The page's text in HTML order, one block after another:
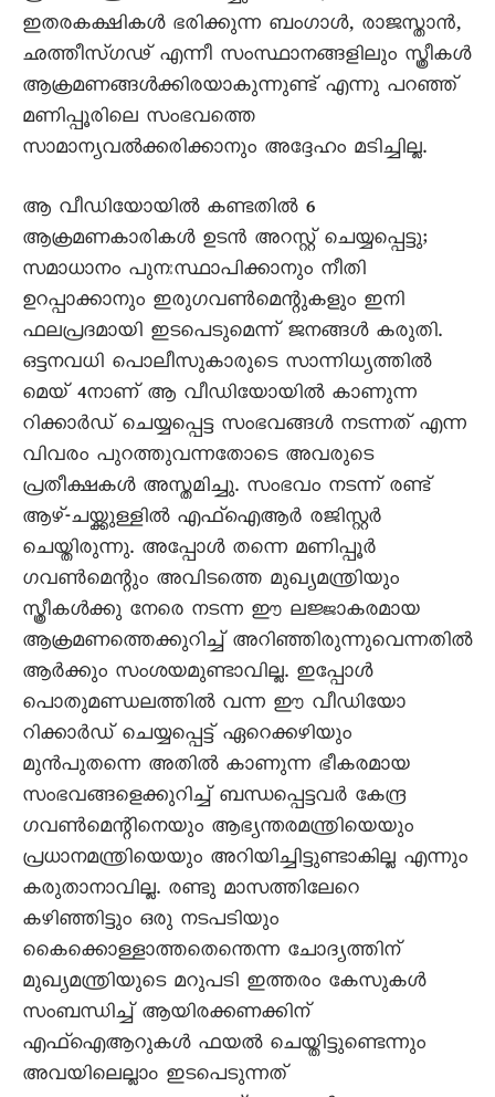
ഇതരകക്ഷികൾ ഭരിക്കുന്ന ബംഗാൾ, രാജസ്താൻ,
ഛത്തീസ്ഗഢ് എന്നീ സംസ്ഥാനങ്ങളിലും സ്ത്രീകൾ
ആക്രമണങ്ങൾക്കിരയാകുന്നുണ്ട് എന്നു പറഞ്ഞ്
മണിപ്പൂരിലെ സംഭവത്തെ
സാമാന്യവൽക്കരിക്കാനും അദ്ദേഹം മടിച്ചില്ല.
ആ വീഡിയോയിൽ കണ്ടതിൽ 6
ആക്രമണകാരികൾ ഉടൻ അറസ്റ്റ് ചെയ്യപ്പെട്ടു;
സമാധാനം പുനഃസ്ഥാപിക്കാനും നീതി
ഉറപ്പാക്കാനും ഇരുഗവൺമെന്റുകളും ഇനി
ഫലപ്രദമായി ഇടപെടുമെന്ന് ജനങ്ങൾ കരുതി.
ഒട്ടനവധി പൊലീസുകാരുടെ സാന്നിധ്യത്തിൽ
മെയ് 4നാണ് ആ വീഡിയോയിൽ കാണുന്ന
റിക്കാർഡ് ചെയ്യപ്പെട്ട സംഭവങ്ങൾ നടന്നത് എന്ന
വിവരം പുറത്തുവന്നതോടെ അവരുടെ
പ്രതീക്ഷകൾ അസ്തമിച്ചു. സംഭവം നടന്ന് രണ്ട്
ആഴ്-ചയ്ക്കുള്ളിൽ എഫ്ഐആർ രജിസ്റ്റർ
ചെയ്തിരുന്നു. അപ്പോൾ തന്നെ മണിപ്പൂർ
ഗവൺമെന്റും അവിടത്തെ മുഖ്യമന്ത്രിയും
സ്ത്രീകൾക്കു നേരെ നടന്ന ഈ ലജ്ജാകരമായ
ആക്രമണത്തെക്കുറിച്ച് അറിഞ്ഞിരുന്നുവെന്നതിൽ
ആർക്കും സംശയമുണ്ടാവില്ല. ഇപ്പോൾ
പൊതുമണ്ഡലത്തിൽ വന്ന ഈ വീഡിയോ
റിക്കാർഡ് ചെയ്യപ്പെട്ട് ഏറെക്കഴിയും
മുൻപുതന്നെ അതിൽ കാണുന്ന ഭീകരമായ
സംഭവങ്ങളെക്കുറിച്ച് ബന്ധപ്പെട്ടവർ കേന്ദ്ര
ഗവൺമെന്റിനെയും ആഭ്യന്തരമന്ത്രിയെയും
പ്രധാനമന്ത്രിയെയും അറിയിച്ചിട്ടുണ്ടാകില്ല എന്നും
കരുതാനാവില്ല. രണ്ടു മാസത്തിലേറെ
കഴിഞ്ഞിട്ടും ഒരു നടപടിയും
കെെക്കൊള്ളാത്തതെന്തെന്ന ചോദ്യത്തിന്
മുഖ്യമന്ത്രിയുടെ മറുപടി ഇത്തരം കേസുകൾ
സംബന്ധിച്ച് ആയിരക്കണക്കിന്
എഫ്ഐആറുകൾ ഫയൽ ചെയ്തിട്ടുണ്ടെന്നും
അവയിലെല്ലാം ഇടപെടുന്നത്